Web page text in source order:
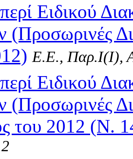
Ειδικού
(Προσωρινές
Ε.Ε., Παρ.Ι(I),
Ειδικού
(Προσωρινές
του 2012 (Ν.